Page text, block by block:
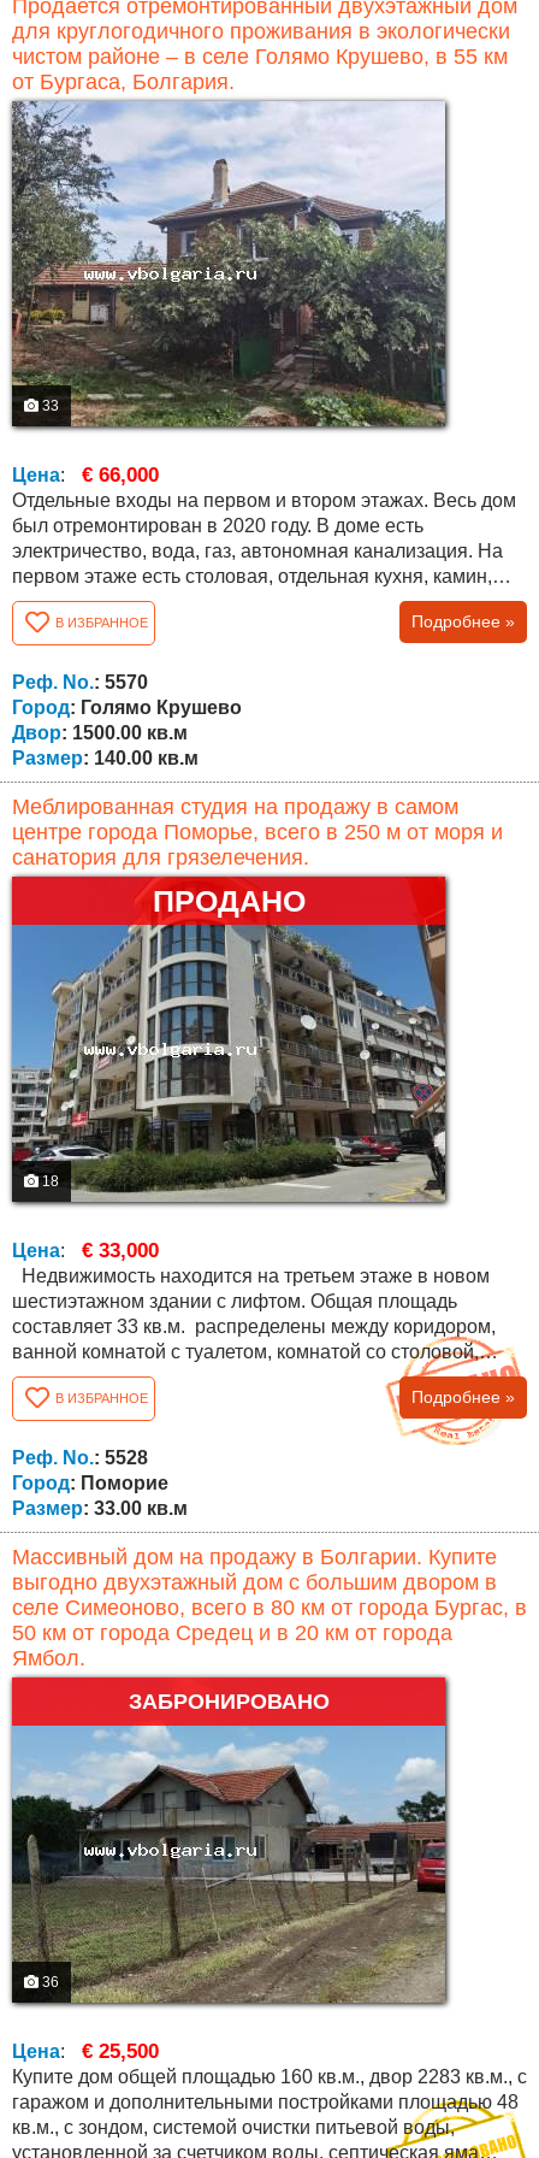
Продается отремонтированный двухэтажный дом
для круглогодичного проживания в экологически
чистом районе – в селе Голямо Крушево, в 55 км
от Бургаса, Болгария.
33
Цена: € 66,000
Отдельные входы на первом и втором этажах. Весь дом
был отремонтирован в 2020 году. В доме есть
электричество, вода, газ, автономная канализация. На
первом этаже есть столовая, отдельная кухня, камин,
ванная комната с туалетом и коридор. На втором этаже
есть три спальни, гардеробная, туалет и коридор. Дом
обставлен немецкой мебелью и техникой. В каждой
комнате есть автономное электрическое отопление, а на
первом этаже - дровяная...
В ИЗБРАННОЕ Подробнее »
Реф. No.: 5570
Город: Голямо Крушево
Двор: 1500.00 кв.м
Размер: 140.00 кв.м
Меблированная студия на продажу в самом
центре города Поморье, всего в 250 м от моря и
санатория для грязелечения.
ПРОДАНО
18
Цена: € 33,000
Недвижимость находится на третьем этаже в новом
шестиэтажном здании с лифтом. Общая площадь
составляет 33 кв.м. распределены между коридором,
ванной комнатой с туалетом, комнатой со столовой,
кухни и спальни. В студии есть освоенная терраса, очень
практичная и функциональная со многими встроенными
шкафами. Нет платы за обслуживание и студия
продается с мебелью. Подходит для сезонного и
круглогодичного проживания, а также для...
В ИЗБРАННОЕ Подробнее »
Реф. No.: 5528
Город: Поморие
Размер: 33.00 кв.м
Массивный дом на продажу в Болгарии. Купите
выгодно двухэтажный дом с большим двором в
селе Симеоново, всего в 80 км от города Бургас, в
50 км от города Средец и в 20 км от города
Ямбол.
ЗАБРОНИРОВАНО
36
Цена: € 25,500
Купите дом общей площадью 160 кв.м., двор 2283 кв.м., с
гаражом и дополнительными постройками площадью 48
кв.м., с зондом, системой очистки питьевой воды,
установленной за счетчиком воды, септическая яма